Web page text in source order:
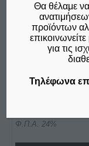
ΦΡΙΤΕΖΑ
ΗΛΕΚΤΡΙΚΗ
4LT+4LT+4LT
Φ.Π.Α. 24%
Θα θέλαμε
προϊόντων
για τις
Τηλέφωνα